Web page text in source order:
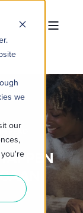
we
our
READ